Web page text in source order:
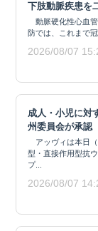
下肢動脈疾患を
動脈硬化性心血
防では、これまで
2026/08/07
成人・小児に対
州委員会が承認
アッヴィは本日（
型・直接作用型抗
プ...
2026/08/07